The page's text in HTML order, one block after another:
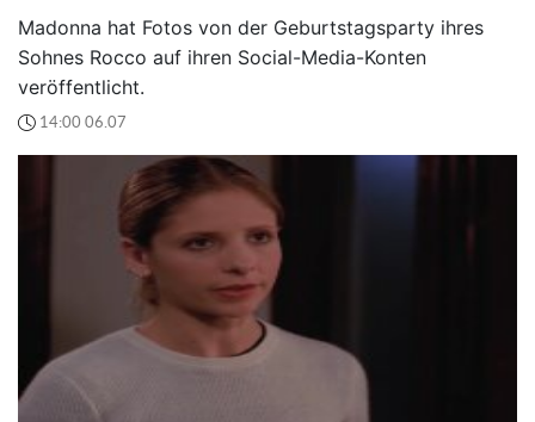
Madonna hat Fotos von der Geburtstagsparty ihres
Sohnes Rocco auf ihren Social-Media-Konten
veröffentlicht.
14:00 06.07